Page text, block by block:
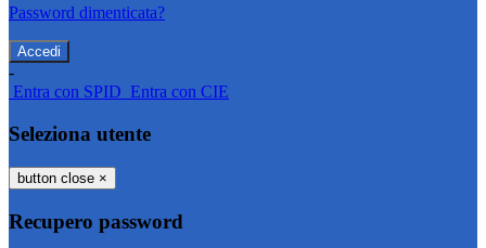
Password dimenticata?
-
Entra con SPID Entra con CIE
Seleziona utente
button close ×
Recupero password